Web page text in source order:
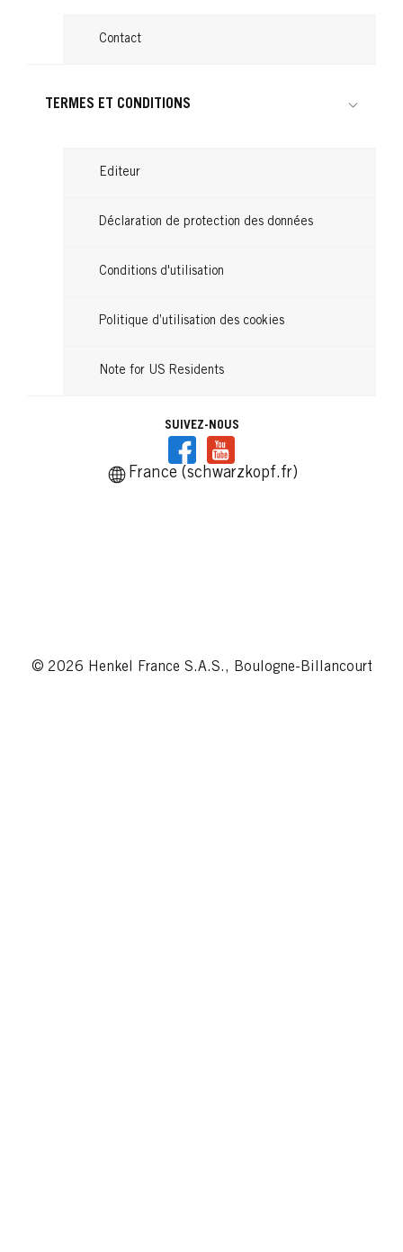
Contact
TERMES ET CONDITIONS
Editeur
Déclaration de protection des données
Conditions d'utilisation
Politique d’utilisation des cookies
Note for US Residents
SUIVEZ-NOUS
France (schwarzkopf.fr)
© 2026 Henkel France S.A.S., Boulogne-Billancourt